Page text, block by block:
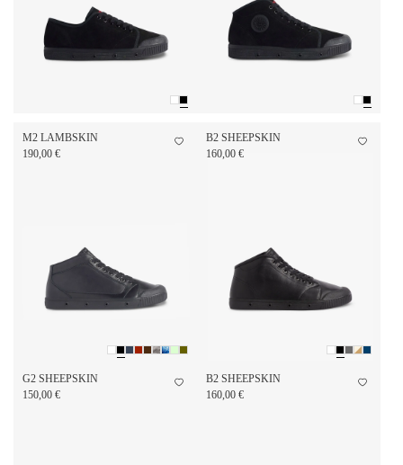
M2 LAMBSKIN
190,00 €
B2 SHEEPSKIN
160,00 €
G2 SHEEPSKIN
150,00 €
B2 SHEEPSKIN
160,00 €